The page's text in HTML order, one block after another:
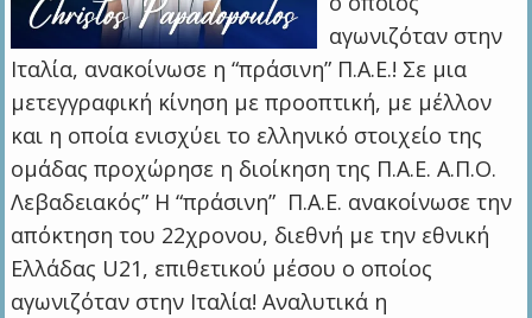
αγωνιζόταν στην
Ιταλία, ανακοίνωσε η “πράσινη” Π.Α.Ε.! Σε μια
μετεγγραφική κίνηση με προοπτική, με μέλλον
και η οποία ενισχύει το ελληνικό στοιχείο της
ομάδας προχώρησε η διοίκηση της Π.Α.Ε. Α.Π.Ο.
Λεβαδειακός” Η “πράσινη” Π.Α.Ε. ανακοίνωσε την
απόκτηση του 22χρονου, διεθνή με την εθνική
Ελλάδας U21, επιθετικού μέσου ο οποίος
αγωνιζόταν στην Ιταλία! Αναλυτικά η